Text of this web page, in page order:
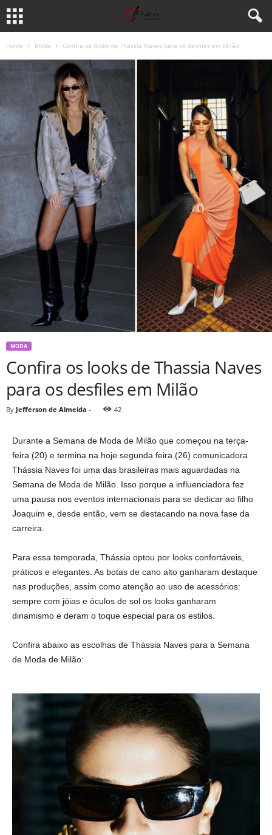
Home Moda Confira os looks de Thassia Naves para os desfiles em Milão
MODA
Confira os looks de Thassia Naves
para os desfiles em Milão
By Jefferson de Almeida - 42
Durante a Semana de Moda de Milão que começou na terça-
feira (20) e termina na hoje segunda feira (26) comunicadora
Thássia Naves foi uma das brasileiras mais aguardadas na
Semana de Moda de Milão. Isso porque a influenciadora fez
uma pausa nos eventos internacionais para se dedicar ao filho
Joaquim e, desde então, vem se destacando na nova fase da
carreira.
Para essa temporada, Thássia optou por looks confortáveis,
práticos e elegantes. As botas de cano alto ganharam destaque
nas produções, assim como atenção ao uso de acessórios:
sempre com jóias e óculos de sol os looks ganharam
dinamismo e deram o toque especial para os estilos.
Confira abaixo as escolhas de Thássia Naves para a Semana
de Moda de Milão: